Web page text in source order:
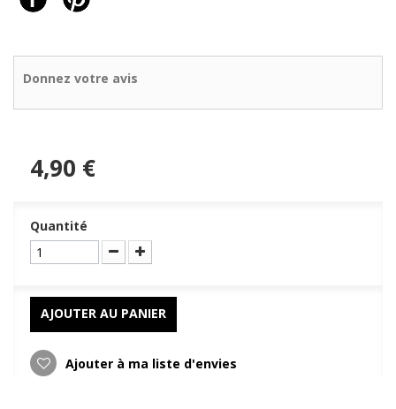
Donnez votre avis
4,90 €
Quantité
AJOUTER AU PANIER
Ajouter à ma liste d'envies